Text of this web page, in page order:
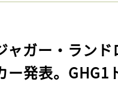
ャガー・ラン
ー発表。GHG1